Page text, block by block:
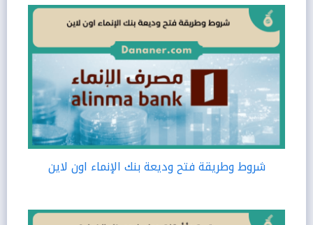
شروط وطريقة فتح وديعة بنك الإنماء اون لاين